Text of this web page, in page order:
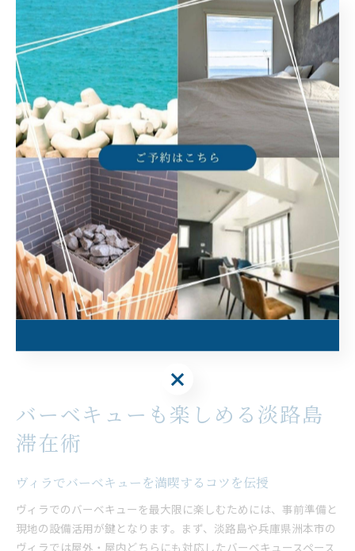
ールを確認し、準備万端で当日を迎えましょう。
家族旅行に嬉しいヴィラの設備とサービス
家族旅行でヴィラを選ぶ際は、快適な滞在をサポートする設備や
サービスの充実度も大切なチェックポイントです。瀬戸内海を一
望できる大きな窓や広いリビング、複数のバスルーム、充実した
キッチン家電など、日常を忘れてリラックスできる環境が整って
います。
また、サウナやバーベキュー設備に加え、朝日が美しく見えるロ
ケーションや、氷で温度調整可能な水風呂など、特別な体験を演
出するサービスも魅力です。家族全員が快適に過ごせるよう、清
掃やアメニティ、タオル類の充実、スタッフによるサポート体制
も確認しておきましょう。
「設備が充実していて子どもも大人も快適に過ごせた」「アメニ
ティが揃っていて荷物が少なくて済んだ」といった利用者の声も
多く、事前に設備やサービス内容をしっかり確認することで、家
バーベキューも楽しめる淡路島
滞在術
ヴィラでバーベキューを満喫するコツを伝授
ヴィラでのバーベキューを最大限に楽しむためには、事前準備と
現地の設備活用が鍵となります。まず、淡路島や兵庫県洲本市の
ヴィラでは屋外・屋内どちらにも対応したバーベキュースペース